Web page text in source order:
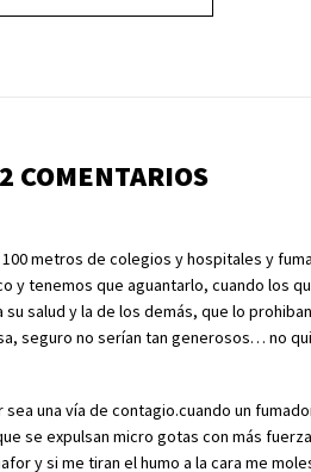
COMENTARIOS
metros de colegios y hospitales y
y tenemos que aguantarlo, cuando los
salud y la de los demás, que lo
seguro no serían tan generosos… no
una vía de contagio.cuando un
se expulsan micro gotas con más
y si me tiran el humo a la cara me